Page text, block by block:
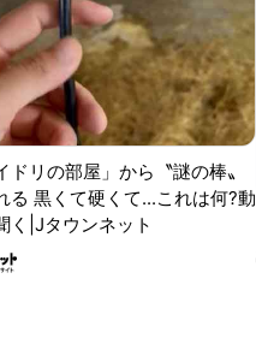
ドリの部屋」から〝謎の棒〟
る 黒くて硬くて...これは何?動
く|Jタウンネット